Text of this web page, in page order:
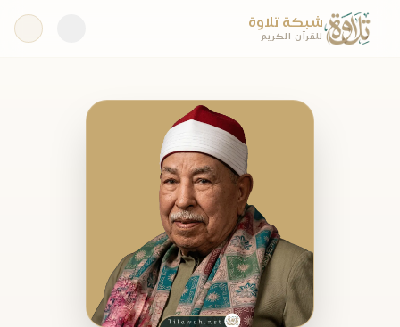
شبكة تلاوة
للقرآن الكريم